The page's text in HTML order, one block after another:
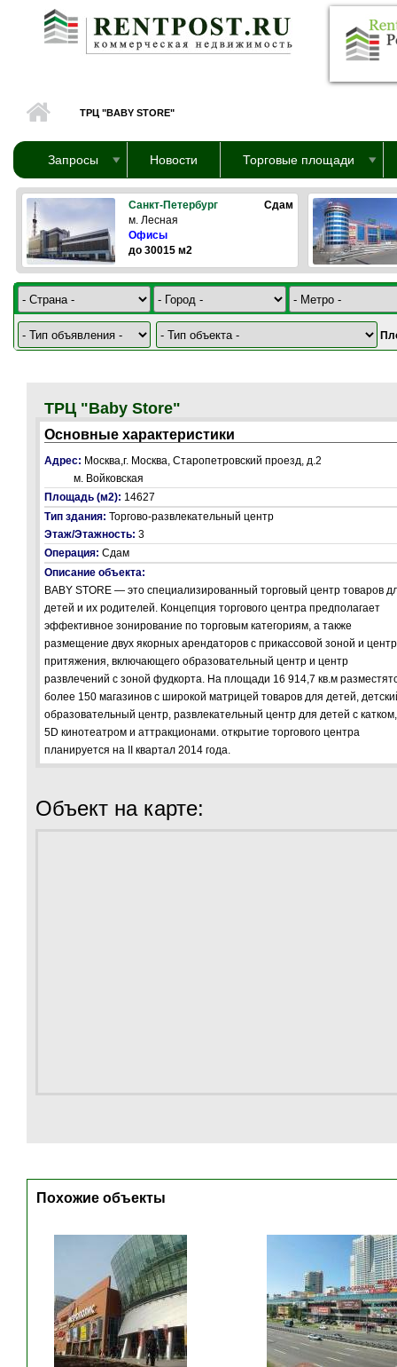
Перейти к основному содержанию
ТРЦ "BABY STORE"
Запросы Новости Торговые площади
Санкт-Петербург
Сдам
м. Лесная
Офисы
до 30015 м2
ТРЦ "Baby Store"
Основные характеристики
Адрес: Москва,г. Москва, Старопетровский проезд, д.2
м. Войковская
Площадь (м2): 14627
Тип здания: Торгово-развлекательный центр
Этаж/Этажность: 3
Операция: Сдам
Описание объекта:
BABY STORE — это специализированный торговый центр товаров
детей и их родителей. Концепция торгового центра предполагает
эффективное зонирование по торговым категориям, а также
размещение двух якорных арендаторов с прикассовой зоной и
притяжения, включающего образовательный центр и центр
развлечений с зоной фудкорта. На площади 16 914,7 кв.м
более 150 магазинов с широкой матрицей товаров для детей,
образовательный центр, развлекательный центр для детей с катком,
5D кинотеатром и аттракционами. открытие торгового центра
планируется на II квартал 2014 года.
Объект на карте:
Похожие объекты